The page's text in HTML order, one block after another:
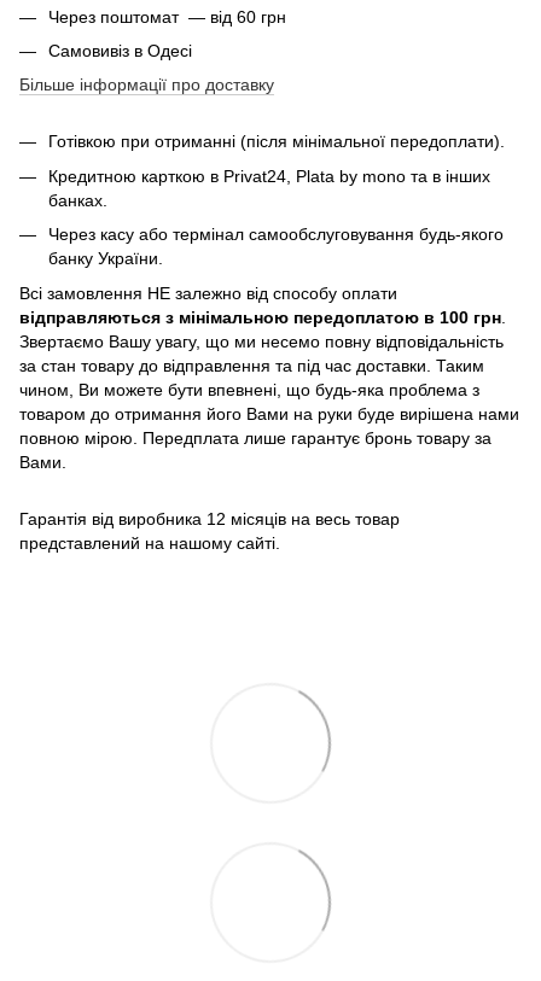
Через поштомат — від 60 грн
Самовивіз в Одесі
Більше інформації про доставку
Готівкою при отриманні (після мінімальної передоплати).
Кредитною карткою в Privat24, Plata by mono та в інших
банках.
Через касу або термінал самообслуговування будь-якого
банку України.
Всі замовлення НЕ залежно від способу оплати
відправляються з мінімальною передоплатою в 100 грн
Звертаємо Вашу увагу, що ми несемо повну відповідальність
за стан товару до відправлення та під час доставки. Таким
чином, Ви можете бути впевнені, що будь-яка проблема з
товаром до отримання його Вами на руки буде вирішена нами
повною мірою. Передплата лише гарантує бронь товару за
Вами.
Гарантія від виробника 12 місяців на весь товар
представлений на нашому сайті.